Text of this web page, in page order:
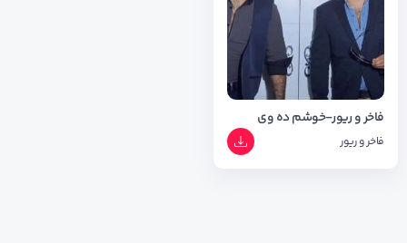
فاخر و ریور-خوشم ده وی
فاخر و ریور